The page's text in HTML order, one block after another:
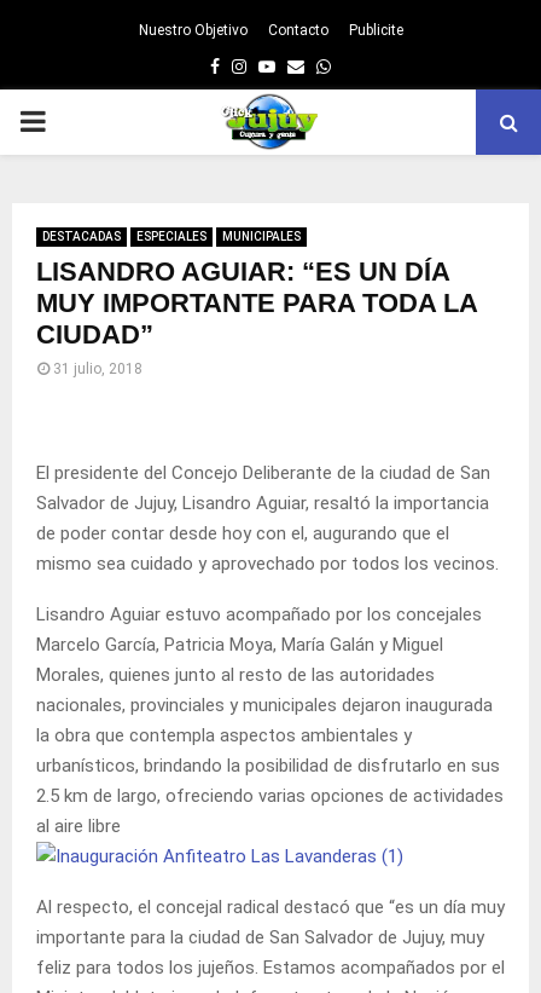
Nuestro Objetivo Contacto Publicite
Facebook
Instagram
Youtube
EmailWhatsapp
PRIMARY
DESTACADAS ESPECIALES MUNICIPALES
LISANDRO AGUIAR: “ES UN DÍA
MUY IMPORTANTE PARA TODA LA
CIUDAD”
31 julio, 2018
El presidente del Concejo Deliberante de la ciudad de San
Salvador de Jujuy, Lisandro Aguiar, resaltó la importancia
de poder contar desde hoy con el, augurando que el
mismo sea cuidado y aprovechado por todos los vecinos.
Lisandro Aguiar estuvo acompañado por los concejales
Marcelo García, Patricia Moya, María Galán y Miguel
Morales, quienes junto al resto de las autoridades
nacionales, provinciales y municipales dejaron inaugurada
la obra que contempla aspectos ambientales y
urbanísticos, brindando la posibilidad de disfrutarlo en sus
2.5 km de largo, ofreciendo varias opciones de actividades
al aire libre
Al respecto, el concejal radical destacó que “es un día muy
importante para la ciudad de San Salvador de Jujuy, muy
feliz para todos los jujeños. Estamos acompañados por el